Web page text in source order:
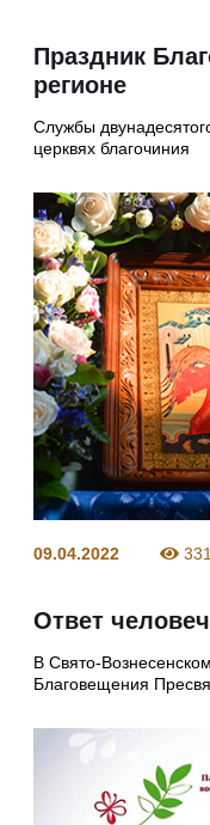
Праздник
регионе
Службы
церквях благочиния
09.04.2022
Ответ
В Свято-
Благовещения